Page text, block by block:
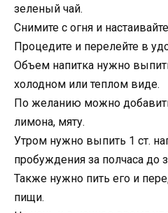
зеленый чай.
Снимите с огня и
Процедите и перелейте в
Объем напитка нужно
холодном или теплом виде.
По желанию можно
лимона, мяту.
Утром нужно выпить 1 ст.
пробуждения за полчаса до
Также нужно пить его и
пищи.